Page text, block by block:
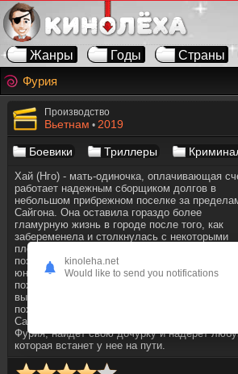
Жанры Годы Страны
Фурия
Производство
Вьетнам • 2019
Боевики Триллеры
Хай (Нго) - мать-одиночка, оплачивающая
работает надежным сборщиком долгов в
небольшом прибрежном поселке за
Сайгона. Она оставила гораздо более
гламурную жизнь в городе после того, как
забеременела и столкнулась с некоторыми
плохими персонажами - людьми хуже, чем
позволяла себе стать. Это не идеально, но
юная Май в безопасности. Ну, пока их нет.
похищена на рынке, и пока героиня
вынуждена наблюдать, как ее дочь уводят
похитители. Она быстро понимает, что
Сайгон, и сразу же следует за ними с
Фурия, найдет свою дочурку и надерет
которая встанет у нее на пути.
kinoleha.net
Would like to send you notifications